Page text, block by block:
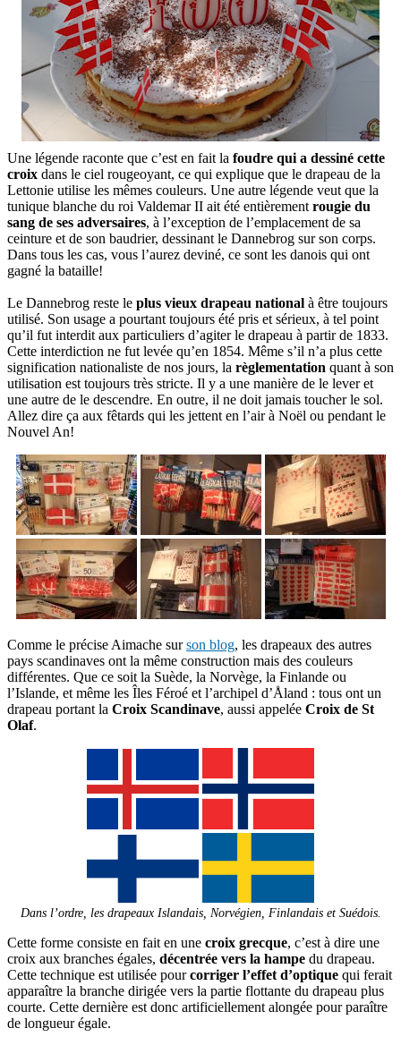
Une légende raconte que c’est en fait la foudre qui a dessiné cette
croix dans le ciel rougeoyant, ce qui explique que le drapeau de la
Lettonie utilise les mêmes couleurs. Une autre légende veut que la
tunique blanche du roi Valdemar II ait été entièrement rougie du
sang de ses adversaires, à l’exception de l’emplacement de sa
ceinture et de son baudrier, dessinant le Dannebrog sur son corps.
Dans tous les cas, vous l’aurez deviné, ce sont les danois qui ont
gagné la bataille!
Le Dannebrog reste le plus vieux drapeau national à être toujours
utilisé. Son usage a pourtant toujours été pris et sérieux, à tel point
qu’il fut interdit aux particuliers d’agiter le drapeau à partir de 1833.
Cette interdiction ne fut levée qu’en 1854. Même s’il n’a plus cette
signification nationaliste de nos jours, la règlementation quant à son
utilisation est toujours très stricte. Il y a une manière de le lever et
une autre de le descendre. En outre, il ne doit jamais toucher le sol.
Allez dire ça aux fêtards qui les jettent en l’air à Noël ou pendant le
Nouvel An!
Comme le précise Aimache surson blog, les drapeaux des autres
pays scandinaves ont la même construction mais des couleurs
différentes. Que ce soit la Suède, la Norvège, la Finlande ou
l’Islande, et même les Îles Féroé et l’archipel d’Åland : tous ont un
drapeau portant la Croix Scandinave, aussi appelée Croix de St
Olaf.
Dans l’ordre, les drapeaux Islandais, Norvégien, Finlandais et Suédois.
Cette forme consiste en fait en une croix grecque, c’est à dire une
croix aux branches égales, décentrée vers la hampe du drapeau.
Cette technique est utilisée pourcorriger l’effet d’optique qui ferait
apparaître la branche dirigée vers la partie flottante du drapeau plus
courte. Cette dernière est donc artificiellement alongée pour paraître
de longueur égale.